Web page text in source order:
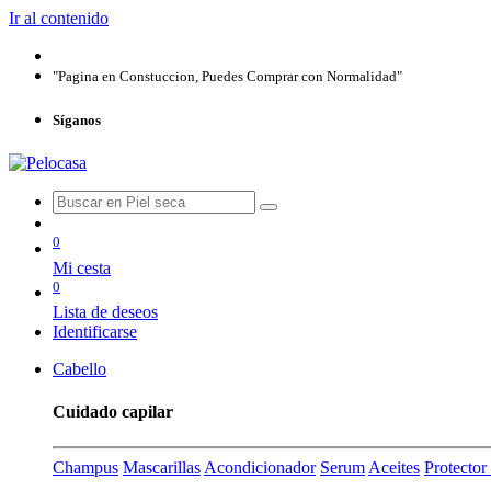
Ir al contenido
"Pagina en Constuccion, Puedes Comprar con Normalidad"
Síganos
0
Mi cesta
0
Lista de deseos
Identificarse
Cabello
Cuidado capilar
Champus Mascarillas Acondicionador Serum Aceites